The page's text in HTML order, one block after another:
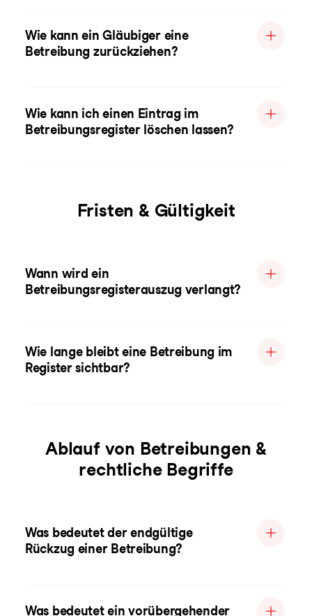
Wie kann ein Gläubiger eine
Betreibung zurückziehen?
Wie kann ich einen Eintrag im
Betreibungsregister löschen lassen?
Fristen & Gültigkeit
Wann wird ein
Betreibungsregisterauszug verlangt?
Wie lange bleibt eine Betreibung im
Register sichtbar?
Ablauf von Betreibungen &
rechtliche Begriffe
Was bedeutet der endgültige
Rückzug einer Betreibung?
Was bedeutet ein vorübergehender